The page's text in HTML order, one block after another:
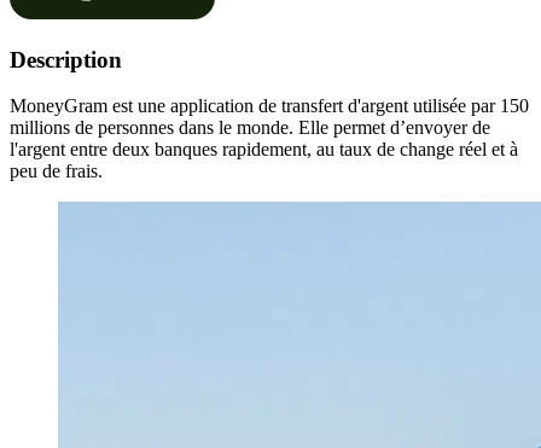
Description
MoneyGram est une application de transfert d'argent utilisée par 150
millions de personnes dans le monde. Elle permet d’envoyer de
l'argent entre deux banques rapidement, au taux de change réel et à
peu de frais.